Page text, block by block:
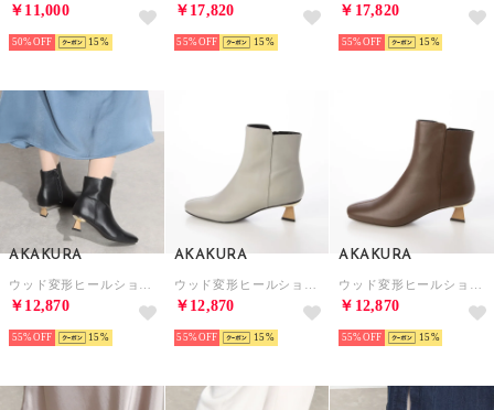
￥11,000
50% 15
￥17,820
55% 15
￥17,820
55% 15
AKAKURA
￥12,870
55% 15
AKAKURA
￥12,870
55% 15
AKAKURA
￥12,870
55% 15